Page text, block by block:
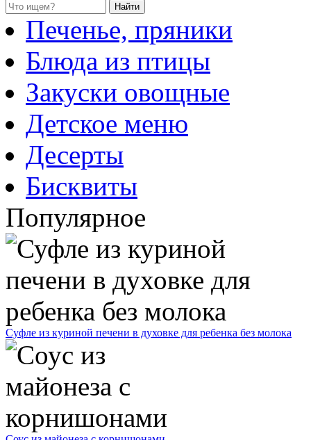
Найти
Печенье, пряники
Блюда из птицы
Закуски овощные
Детское меню
Десерты
Бисквиты
Популярное
Суфле из куриной печени в духовке для ребенка без молока